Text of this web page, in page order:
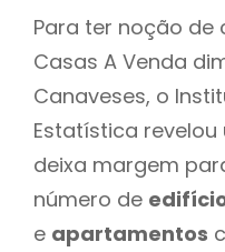
Para ter noção de
Casas A Venda
Canaveses, o
Estatística
deixa margem
número de
e apartamentos